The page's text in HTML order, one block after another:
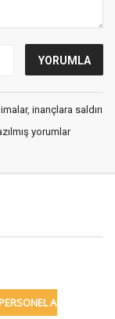
inançlara saldırı
yorumlar